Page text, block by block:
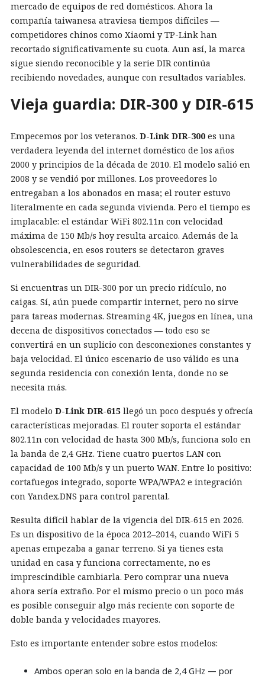
mercado de equipos de red domésticos. Ahora la
compañía taiwanesa atraviesa tiempos difíciles —
competidores chinos como Xiaomi y TP-Link han
recortado significativamente su cuota. Aun así, la marca
sigue siendo reconocible y la serie DIR continúa
recibiendo novedades, aunque con resultados variables.
Vieja guardia: DIR-300 y DIR-615
Empecemos por los veteranos. D-Link DIR-300 es una
verdadera leyenda del internet doméstico de los años
2000 y principios de la década de 2010. El modelo salió en
2008 y se vendió por millones. Los proveedores lo
entregaban a los abonados en masa; el router estuvo
literalmente en cada segunda vivienda. Pero el tiempo es
implacable: el estándar WiFi 802.11n con velocidad
máxima de 150 Mb/s hoy resulta arcaico. Además de la
obsolescencia, en esos routers se detectaron graves
vulnerabilidades de seguridad.
Si encuentras un DIR-300 por un precio ridículo, no
caigas. Sí, aún puede compartir internet, pero no sirve
para tareas modernas. Streaming 4K, juegos en línea, una
decena de dispositivos conectados — todo eso se
convertirá en un suplicio con desconexiones constantes y
baja velocidad. El único escenario de uso válido es una
segunda residencia con conexión lenta, donde no se
necesita más.
El modelo D-Link DIR-615 llegó un poco después y ofrecía
características mejoradas. El router soporta el estándar
802.11n con velocidad de hasta 300 Mb/s, funciona solo en
la banda de 2,4 GHz. Tiene cuatro puertos LAN con
capacidad de 100 Mb/s y un puerto WAN. Entre lo positivo:
cortafuegos integrado, soporte WPA/WPA2 e integración
con Yandex.DNS para control parental.
Resulta difícil hablar de la vigencia del DIR-615 en 2026.
Es un dispositivo de la época 2012–2014, cuando WiFi 5
apenas empezaba a ganar terreno. Si ya tienes esta
unidad en casa y funciona correctamente, no es
imprescindible cambiarla. Pero comprar una nueva
ahora sería extraño. Por el mismo precio o un poco más
es posible conseguir algo más reciente con soporte de
doble banda y velocidades mayores.
Esto es importante entender sobre estos modelos:
Ambos operan solo en la banda de 2,4 GHz — por